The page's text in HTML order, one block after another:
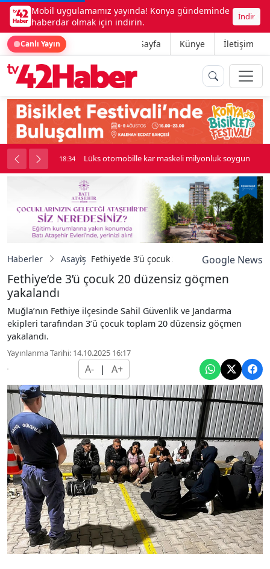
Mobil uygulamamız yayında! Konya gündeminde
haberdar olmak için indirin.
İndir
Canlı Yayın Ana Sayfa Künye İletişim
kavga çıktı 18:34 Lüks otomobille kar maskeli milyonluk soygun
Haberler Asayiş Fethiye’de 3’ü çocuk 20 düzensiz göçmen
Google News
Fethiye’de 3’ü çocuk 20 düzensiz göçmen
yakalandı
Muğla’nın Fethiye ilçesinde Sahil Güvenlik ve Jandarma
ekipleri tarafından 3’ü çocuk toplam 20 düzensiz göçmen
yakalandı.
Yayınlanma Tarihi: 14.10.2025 16:17
A- | A+